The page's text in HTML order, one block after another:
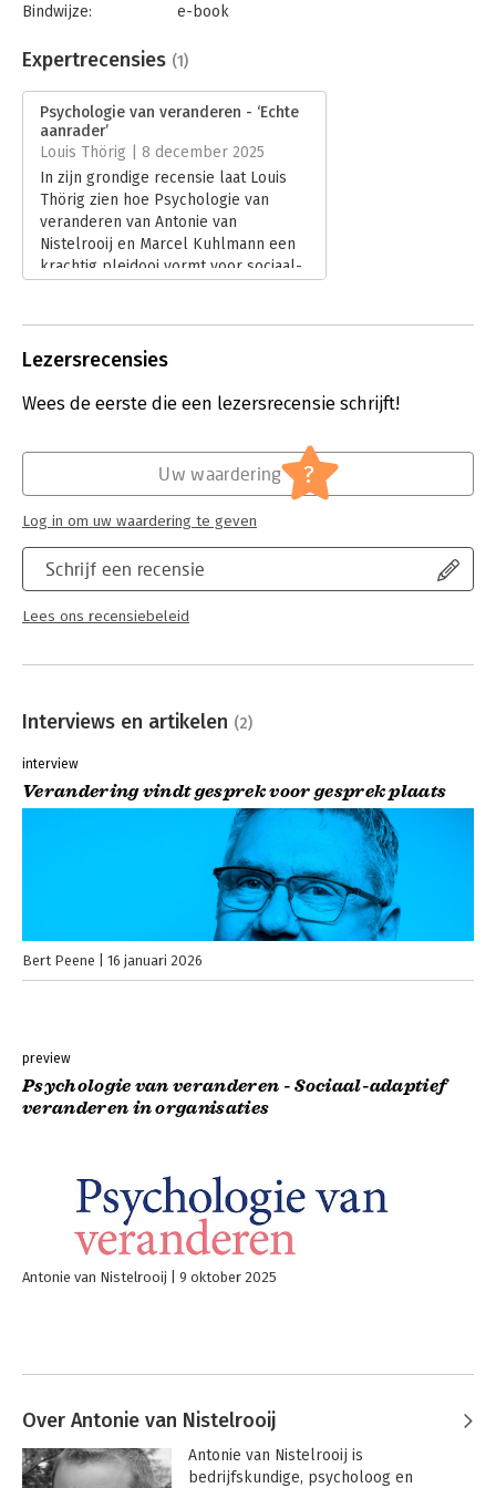
op de psychologische processen achter verandering en is
generativiteit en relationeel bewustzijn wil werken aan
ontwikkeling. Voor veranderaars, leidinggevenden, adviseurs
en iedereen die verandering wil begrijpen én mede vormgeven
in de menselijke werkelijkheid.
Bindwijze:
e-book
Bestandsformaat:
epub
Uitgever:
Druk:
1
Verschijningsdatum:
1-10-2025
Hoofdrubriek: Verandermanagement
Expertrecensies (1)
Psychologie van veranderen - ‘Echte
aanrader’
Louis Thörig | 8 december 2025
In zijn grondige recensie laat Louis
Thörig zien hoe Psychologie van
veranderen van Antonie van
Nistelrooij en Marcel Kuhlmann een
krachtig pleidooi vormt voor sociaal-
samenbrengt tot een diepgaand
verandering duurzaam wil
Lezersrecensies
Wees de eerste die een lezersrecensie schrijft!
Schrijf een recensie
Lees ons recensiebeleid
Uw waardering ?
Log in om uw waardering te geven
Interviews en artikelen (2)
interview
Verandering vindt gesprek voor gesprek plaats
Bert Peene 16 januari 2026
preview
Psychologie van veranderen - Sociaal-adaptief
veranderen in organisaties
Antonie van Nistelrooij 9 oktober 2025
Over Antonie van Nistelrooij
Antonie van Nistelrooij is
bedrijfskundige, psycholoog en